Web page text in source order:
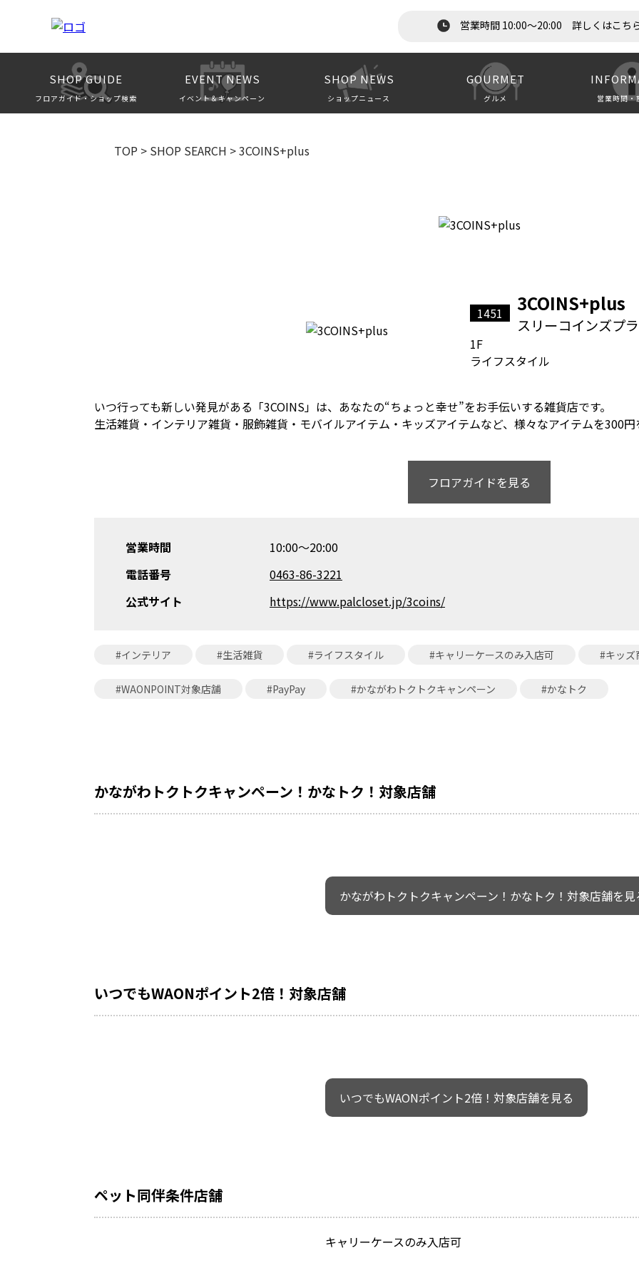
営業時間 10:00～20:00 詳しくはこち
SHOP GUIDE
フロアガイド・ショップ検索
EVENT NEWS
イベント＆キャンペーン
SHOP NEWS
ショップニュース
GOURMET
グルメ 営業時間・
TOP > SHOP SEARCH >3COINS+plus
1451 3COINS+plus
スリーコインズプ
1F
ライフスタイル
いつ行っても新しい発見がある「3COINS」は、あなたの“ちょっと幸せ”をお手伝いする雑貨店です。
生活雑貨・インテリア雑貨・服飾雑貨・モバイルアイテム・キッズアイテムなど、様々なアイテムを300円
フロアガイドを見る
営業時間
10:00～20:00
電話番号
0463-86-3221
公式サイト
https://www.palcloset.jp/3coins/
#インテリア #生活雑貨 #ライフスタイル #キャリーケースのみ入店可 #キッズ
#WAONPOINT対象店舗 #PayPay #かながわトクトクキャンペーン #かなトク
かながわトクトクキャンペーン！かなトク！対象店舗
かながわトクトクキャンペーン！かなトク！対象店舗を見
いつでもWAONポイント2倍！対象店舗
いつでもWAONポイント2倍！対象店舗を見る
ペット同伴条件店舗
キャリーケースのみ入店可